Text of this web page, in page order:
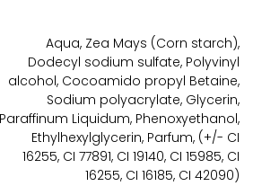
Aqua, Zea Mays (Corn starch),
Dodecyl sodium sulfate, Polyvinyl
alcohol, Cocoamido propyl Betaine,
Sodium polyacrylate, Glycerin,
Paraffinum Liquidum, Phenoxyethanol,
Ethylhexylglycerin, Parfum, (+/- CI
16255, CI 77891, CI 19140, CI 15985, CI
16255, CI 16185, CI 42090)